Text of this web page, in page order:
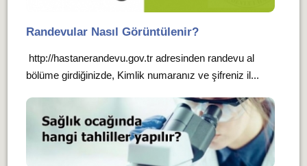
Randevular Nasıl Görüntülenir?
http://hastanerandevu.gov.tr adresinden randevu al
bölüme girdiğinizde, Kimlik numaranız ve şifreniz il...